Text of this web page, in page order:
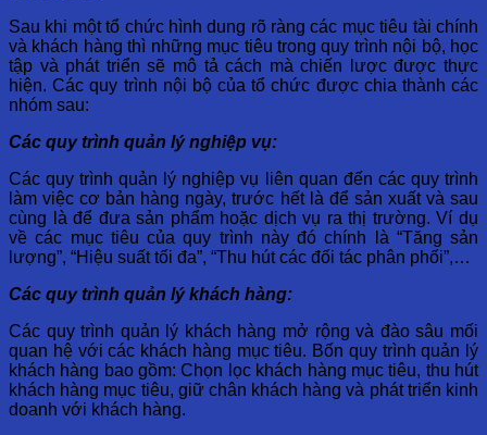
Sau khi một tổ chức hình dung rõ ràng các mục tiêu tài chính
và khách hàng thì những mục tiêu trong quy trình nội bộ, học
tập và phát triển sẽ mô tả cách mà chiến lược được thực
hiện. Các quy trình nội bộ của tổ chức được chia thành các
nhóm sau:
Các quy trình quản lý nghiệp vụ:
Các quy trình quản lý nghiệp vụ liên quan đến các quy trình
làm việc cơ bản hàng ngày, trước hết là để sản xuất và sau
cùng là để đưa sản phẩm hoặc dịch vụ ra thị trường. Ví dụ
về các mục tiêu của quy trình này đó chính là “Tăng sản
lượng”, “Hiệu suất tối đa”, “Thu hút các đối tác phân phối”,…
Các quy trình quản lý khách hàng:
Các quy trình quản lý khách hàng mở rộng và đào sâu mối
quan hệ với các khách hàng mục tiêu. Bốn quy trình quản lý
khách hàng bao gồm: Chọn lọc khách hàng mục tiêu, thu hút
khách hàng mục tiêu, giữ chân khách hàng và phát triển kinh
doanh với khách hàng.